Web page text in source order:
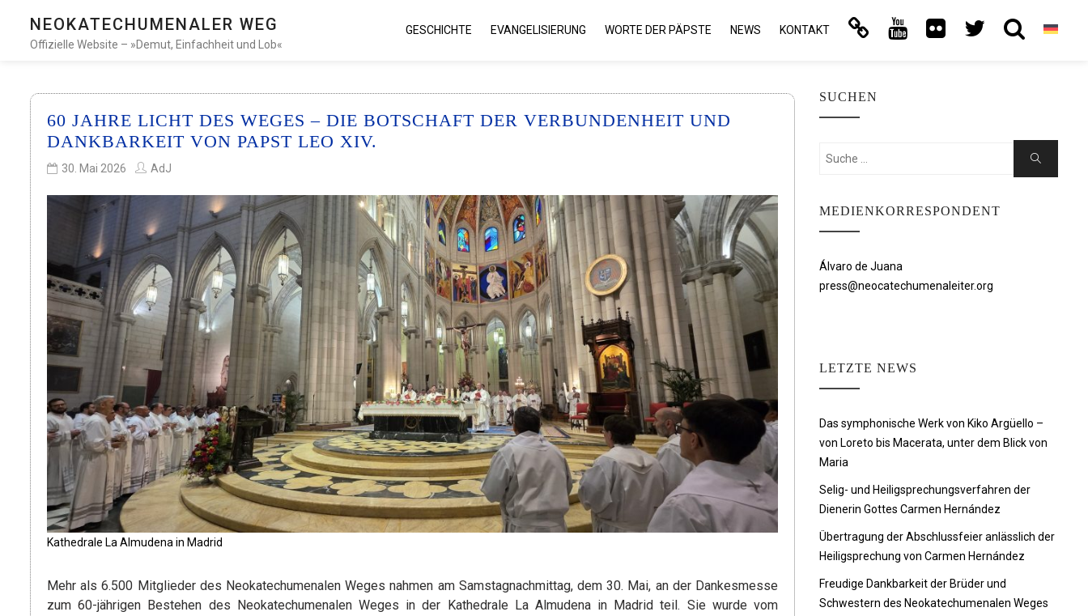
NEOKATECHUMENALER WEG
Offizielle Website – »Demut, Einfachheit und Lob«
GESCHICHTE EVANGELISIERUNG WORTE DER PÄPSTE NEWS KONTAKT
60 JAHRE LICHT DES WEGES – DIE BOTSCHAFT DER VERBUNDENHEIT UND
DANKBARKEIT VON PAPST LEO XIV.
30. Mai 2026 AdJ
Kathedrale La Almudena in Madrid
Mehr als 6.500 Mitglieder des Neokatechumenalen Weges nahmen am Samstagnachmittag, dem 30. Mai, an der Dankesmesse
zum 60-jährigen Bestehen des Neokatechumenalen Weges in der Kathedrale La Almudena in Madrid teil. Sie wurde vom
SUCHEN
Suchen
Suche
MEDIENKORRESPONDENT
Álvaro de Juana
press@neocatechumenaleiter.org
LETZTE NEWS
Das symphonische Werk von Kiko Argüello –
von Loreto bis Macerata, unter dem Blick von
Maria
Selig- und Heiligsprechungsverfahren der
Dienerin Gottes Carmen Hernández
Übertragung der Abschlussfeier anlässlich der
Heiligsprechung von Carmen Hernández
Freudige Dankbarkeit der Brüder und
Schwestern des Neokatechumenalen Weges